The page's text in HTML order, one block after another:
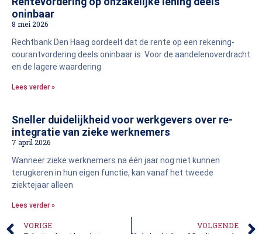
oninbaar
8 mei 2026
Rechtbank Den Haag oordeelt dat de rente op een rekening-
courantvordering deels oninbaar is. Voor de aandelenoverdracht
en de lagere waardering
Lees verder »
Sneller duidelijkheid voor werkgevers over re-
integratie van zieke werknemers
7 april 2026
Wanneer zieke werknemers na één jaar nog niet kunnen
terugkeren in hun eigen functie, kan vanaf het tweede
ziektejaar alleen
Lees verder »
VORIGE VOLGENDE